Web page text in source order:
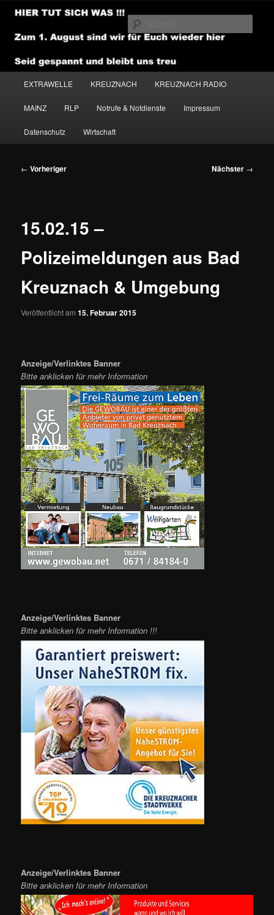
Zum
primären
Inhalt
NEWSHOUSE.MEDIA
EXTRAWELLE KREUZNACH KREUZNACH RADIO
MAINZ RLP Notrufe & Notdienste Impressum
Datenschutz Wirtschaft
Beitragsnavigation
← Vorheriger Nächster →
15.02.15 –
Polizeimeldungen aus Bad
Kreuznach & Umgebung
Veröffentlicht am15. Februar 2015
Anzeige/Verlinktes Banner
Bitte anklicken für mehr Information
Anzeige/Verlinktes Banner
Bitte anklicken für mehr Information !!!
Anzeige/Verlinktes Banner
Bitte anklicken für mehr Information